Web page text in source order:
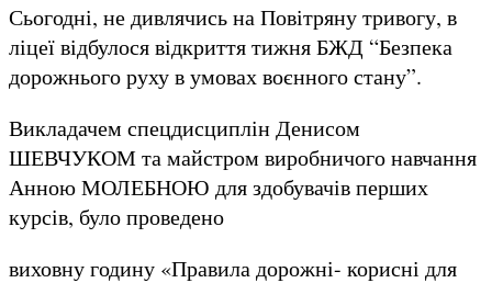
Сьогодні, не дивлячись на Повітряну тривогу, в
ліцеї відбулося відкриття тижня БЖД “Безпека
дорожнього руху в умовах воєнного стану”.
Викладачем спецдисциплін Денисом
ШЕВЧУКОМ та майстром виробничого навчання
Анною МОЛЕБНОЮ для здобувачів перших
курсів, було проведено
виховну годину «Правила дорожні- корисні для